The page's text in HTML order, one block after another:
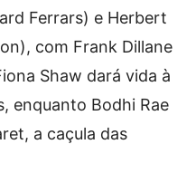
Ferrars) e Herbert
com Frank Dillane
Shaw dará vida à
enquanto Bodhi Rae
a caçula das